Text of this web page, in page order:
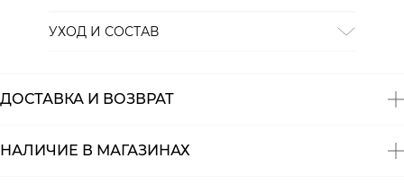
УХОД И СОСТАВ
ДОСТАВКА И ВОЗВРАТ
НАЛИЧИЕ В МАГАЗИНАХ